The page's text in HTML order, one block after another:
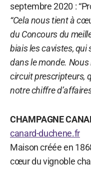
septembre 2020 :
“Cela nous tient à
du Concours du
biais les cavistes,
dans le monde.
circuit prescripteurs,
notre chiffre
CHAMPAGNE
canard-duchene.fr
Maison créée en
cœur du vignoble